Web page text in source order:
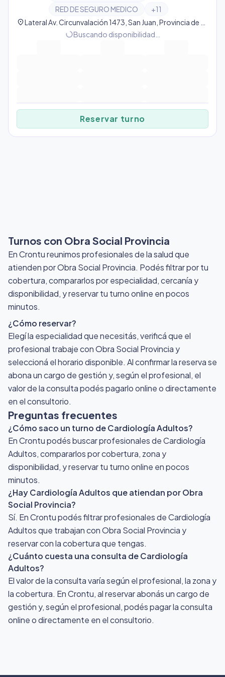
RED DE SEGURO MEDICO
+11
location_on
progress_activityBuscando disponibilidad…
Reservar turno
Turnos con Obra Social Provincia
En Crontu reunimos profesionales de la salud que
atienden por Obra Social Provincia. Podés filtrar por tu
cobertura, compararlos por especialidad, cercanía y
disponibilidad, y reservar tu turno online en pocos
minutos.
¿Cómo reservar?
Elegí la especialidad que necesitás, verificá que el
profesional trabaje con Obra Social Provincia y
seleccioná el horario disponible. Al confirmar la reserva se
abona un cargo de gestión y, según el profesional, el
valor de la consulta podés pagarlo online o directamente
en el consultorio.
Preguntas frecuentes
¿Cómo saco un turno de Cardiología Adultos?
En Crontu podés buscar profesionales de Cardiología
Adultos, compararlos por cobertura, zona y
disponibilidad, y reservar tu turno online en pocos
minutos.
¿Hay Cardiología Adultos que atiendan por Obra
Social Provincia?
Sí. En Crontu podés filtrar profesionales de Cardiología
Adultos que trabajan con Obra Social Provincia y
reservar con la cobertura que tengas.
¿Cuánto cuesta una consulta de Cardiología
Adultos?
El valor de la consulta varía según el profesional, la zona y
la cobertura. En Crontu, al reservar abonás un cargo de
gestión y, según el profesional, podés pagar la consulta
online o directamente en el consultorio.